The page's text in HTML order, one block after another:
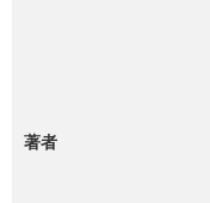
著者